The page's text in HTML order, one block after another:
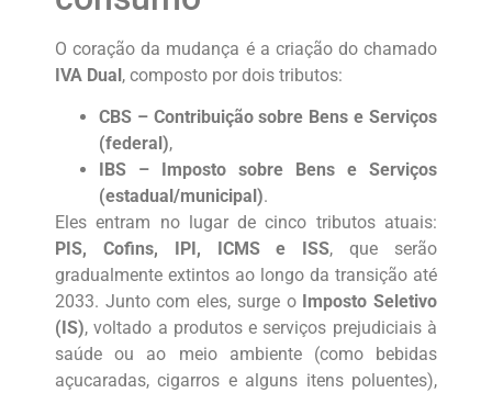
O coração da mudança é a criação do chamado
IVA Dual, composto por dois tributos:
CBS – Contribuição sobre Bens e Serviços
(federal),
IBS – Imposto sobre Bens e Serviços
(estadual/municipal).
Eles entram no lugar de cinco tributos atuais:
PIS, Cofins, IPI, ICMS e ISS, que serão
gradualmente extintos ao longo da transição até
2033. Junto com eles, surge o Imposto Seletivo
(IS), voltado a produtos e serviços prejudiciais à
saúde ou ao meio ambiente (como bebidas
açucaradas, cigarros e alguns itens poluentes),